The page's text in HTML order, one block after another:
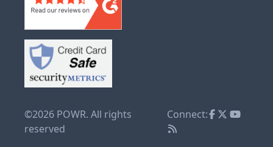
©2026 POWR. All rights
reserved
Connect: